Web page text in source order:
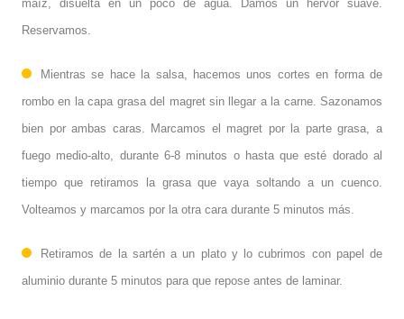
maíz, disuelta en un poco de agua. Damos un hervor suave.
Reservamos.
Mientras se hace la salsa, hacemos unos cortes en forma de
rombo en la capa grasa del magret sin llegar a la carne. Sazonamos
bien por ambas caras. Marcamos el magret por la parte grasa, a
fuego medio-alto, durante 6-8 minutos o hasta que esté dorado al
tiempo que retiramos la grasa que vaya soltando a un cuenco.
Volteamos y marcamos por la otra cara durante 5 minutos más.
Retiramos de la sartén a un plato y lo cubrimos con papel de
aluminio durante 5 minutos para que repose antes de laminar.